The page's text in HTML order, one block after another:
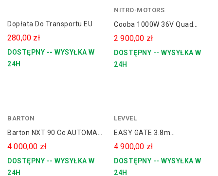
Dopłata Do Transportu EU
280,00 zł
DOSTĘPNY -- WYSYŁKA W
24H
NITRO-MOTORS
Cooba 1000W 36V Quad
Elektryczny Koła 6
2 900,00 zł
DOSTĘPNY -- WYSYŁKA W
24H
BARTON
czerwony
Barton NXT 90 Cc AUTOMAT
MINI PIT BIKE - CROSS 10"
4 000,00 zł
DOSTĘPNY -- WYSYŁKA W
24H
LEVVEL
EASY GATE 3.8m
Rusztowanie Aluminiowe
Jezdne 380 LEVVEL
4 900,00 zł
DOSTĘPNY -- WYSYŁKA W
24H